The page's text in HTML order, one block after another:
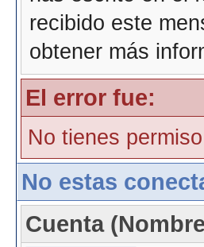
recibido este
obtener más
El error fue:
No tienes
No estas
Cuenta